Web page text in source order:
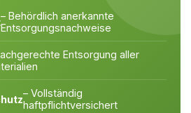
– Behördlich anerkannte
Entsorgungsnachweise
Entsorgung aller
– Vollständig
haftpflichtversichert